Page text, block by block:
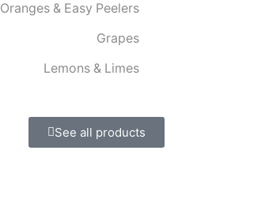
Oranges & Easy Peelers
Grapes
Lemons & Limes
See all products